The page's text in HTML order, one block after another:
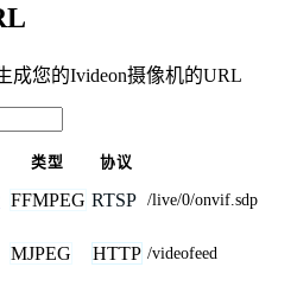
成您的Ivideon摄像机的URL
类型 协议
FFMPEG RTSP /live/0/onvif.sdp
MJPEG HTTP /videofeed